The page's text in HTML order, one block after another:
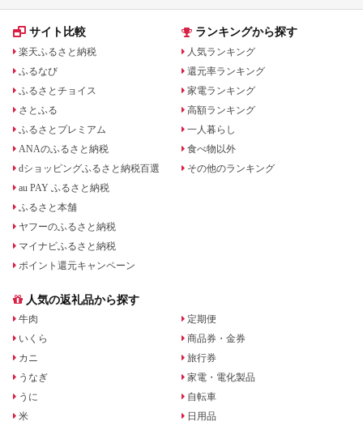
サイト比較
楽天ふるさと納税
ふるなび
ふるさとチョイス
さとふる
ふるさとプレミアム
ANAのふるさと納税
dショッピングふるさと納税百選
au PAY ふるさと納税
ふるさと本舗
ヤフーのふるさと納税
マイナビふるさと納税
ポイント還元キャンペーン
ランキングから探す
人気ランキング
還元率ランキング
家電ランキング
高額ランキング
一人暮らし
食べ物以外
その他のランキング
人気の返礼品から探す
牛肉
いくら
カニ
うなぎ
うに
米
定期便
商品券・金券
旅行券
家電・電化製品
自転車
日用品